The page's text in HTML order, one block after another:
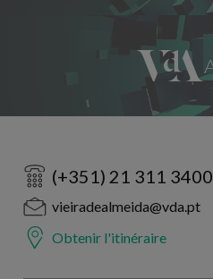
(+351) 21 311 3400
vieiradealmeida@vda.pt
Obtenir l'itinéraire